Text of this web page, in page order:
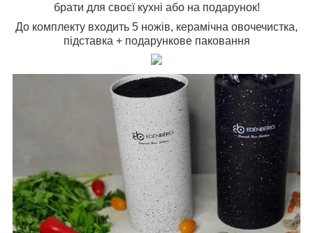
брати для своєї кухні або на подарунок!
До комплекту входить 5 ножів, керамічна овочечистка,
підставка + подарункове паковання